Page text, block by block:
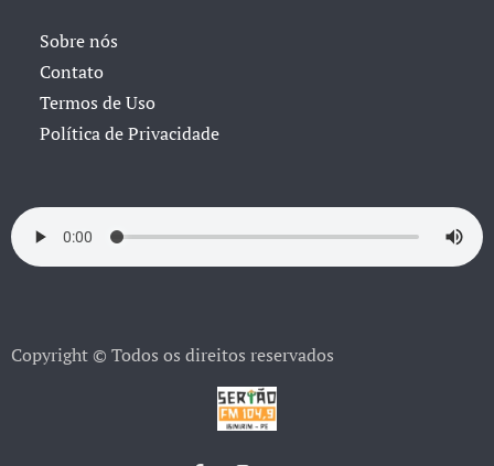
Sobre nós
Contato
Termos de Uso
Política de Privacidade
Copyright © Todos os direitos reservados